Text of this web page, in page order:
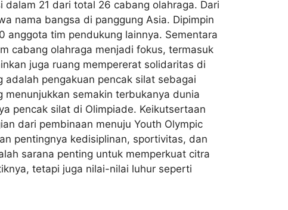
21 dari total 26 cabang olahraga. Dari
nama bangsa di panggung Asia. Dipimpin
anggota tim pendukung lainnya. Sementara
cabang olahraga menjadi fokus, termasuk
juga ruang mempererat solidaritas di
adalah pengakuan pencak silat sebagai
menunjukkan semakin terbukanya dunia
pencak silat di Olimpiade. Keikutsertaan
dari pembinaan menuju Youth Olympic
pentingnya kedisiplinan, sportivitas, dan
sarana penting untuk memperkuat citra
tetapi juga nilai-nilai luhur seperti